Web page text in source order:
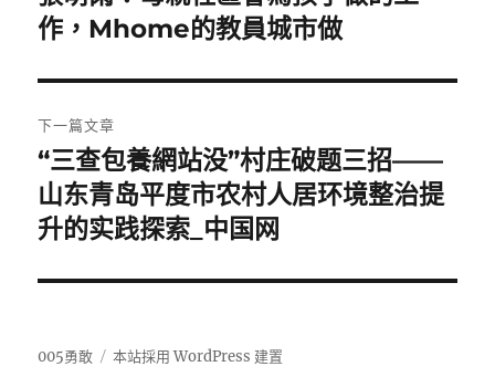
導
覽
一
文
章:
作，Mhome的教員城市做
下一篇文章
下
一
篇
章:
“三查包養網站没”村庄破题三招——
山东青岛平度市农村人居环境整治提
升的实践探索_中国网
005勇敢 本站採用 WordPress 建置